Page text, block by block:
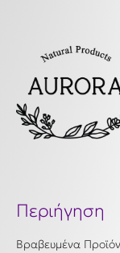
Περιήγηση
Βραβευμένα